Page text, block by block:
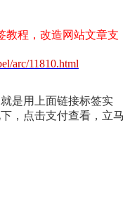
教程，改造网站文章支
arc/11810.html
是用上面链接标签实
，点击支付查看，立马